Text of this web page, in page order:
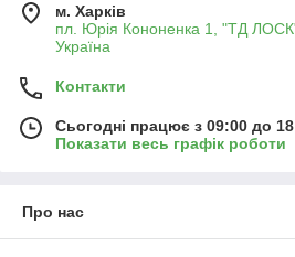
м. Харків
пл. Юрія Кононенка 1, "ТД
Україна
Контакти
Сьогодні працює з 09:00 до
Показати весь графік роботи
Про нас